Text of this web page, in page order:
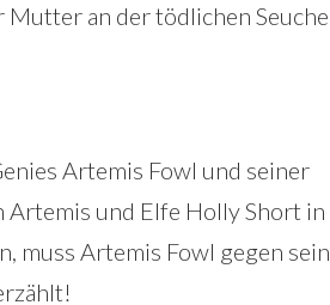
an der tödlichen Seuche
Artemis Fowl und seiner
Artemis und Elfe Holly Short in
muss Artemis Fowl gegen sein